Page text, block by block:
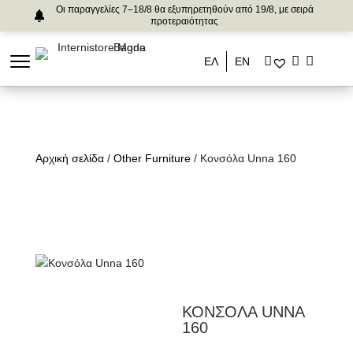
Οι παραγγελίες 7–18/8 θα εξυπηρετηθούν από 19/8, με σειρά
προτεραιότητας
ΕΛ ΕΝ
Αρχική σελίδα/ Other Furniture/ Κονσόλα Unna 160
ΚΟΝΣΟΛΑ UNNA
160